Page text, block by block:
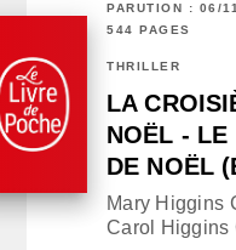
PARUTION : 06/
544 PAGES
THRILLER
LA
NOËL - LE
DE NOËL
Mary Higgins
Carol Higgins